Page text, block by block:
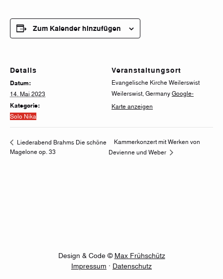
Zum Kalender hinzufügen
Details
Datum:
14. Mai 2023
Kategorie:
Solo Nika
Veranstaltungsort
Evangelische Kirche Weilerswist
Weilerswist, Germany Google-
Karte anzeigen
Liederabend Brahms Die schöne
Magelone op. 33
Kammerkonzert mit Werken von
Devienne und Weber
Design & Code © Max Frühschütz
Impressum · Datenschutz